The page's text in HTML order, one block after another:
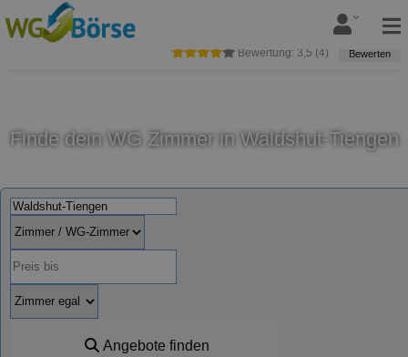
Bewertung: 3,5 (4) Bewerten
Finde dein WG Zimmer in Waldshut-Tiengen
Angebote finden